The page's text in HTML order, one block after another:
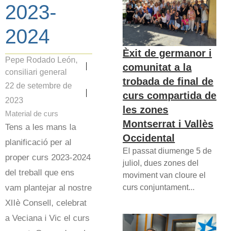
2023-
2024
Pepe Rodado León,
consiliari general
22 de setembre de
2023
Material de curs
Tens a les mans la
planificació per al
proper curs 2023-2024
del treball que ens
vam plantejar al nostre
XIIè Consell, celebrat
a Veciana i Vic el curs
Èxit de germanor i
comunitat a la
trobada de final de
curs compartida de
les zones
Montserrat i Vallès
Occidental
El passat diumenge 5 de
juliol, dues zones del
moviment van cloure el
curs conjuntament...